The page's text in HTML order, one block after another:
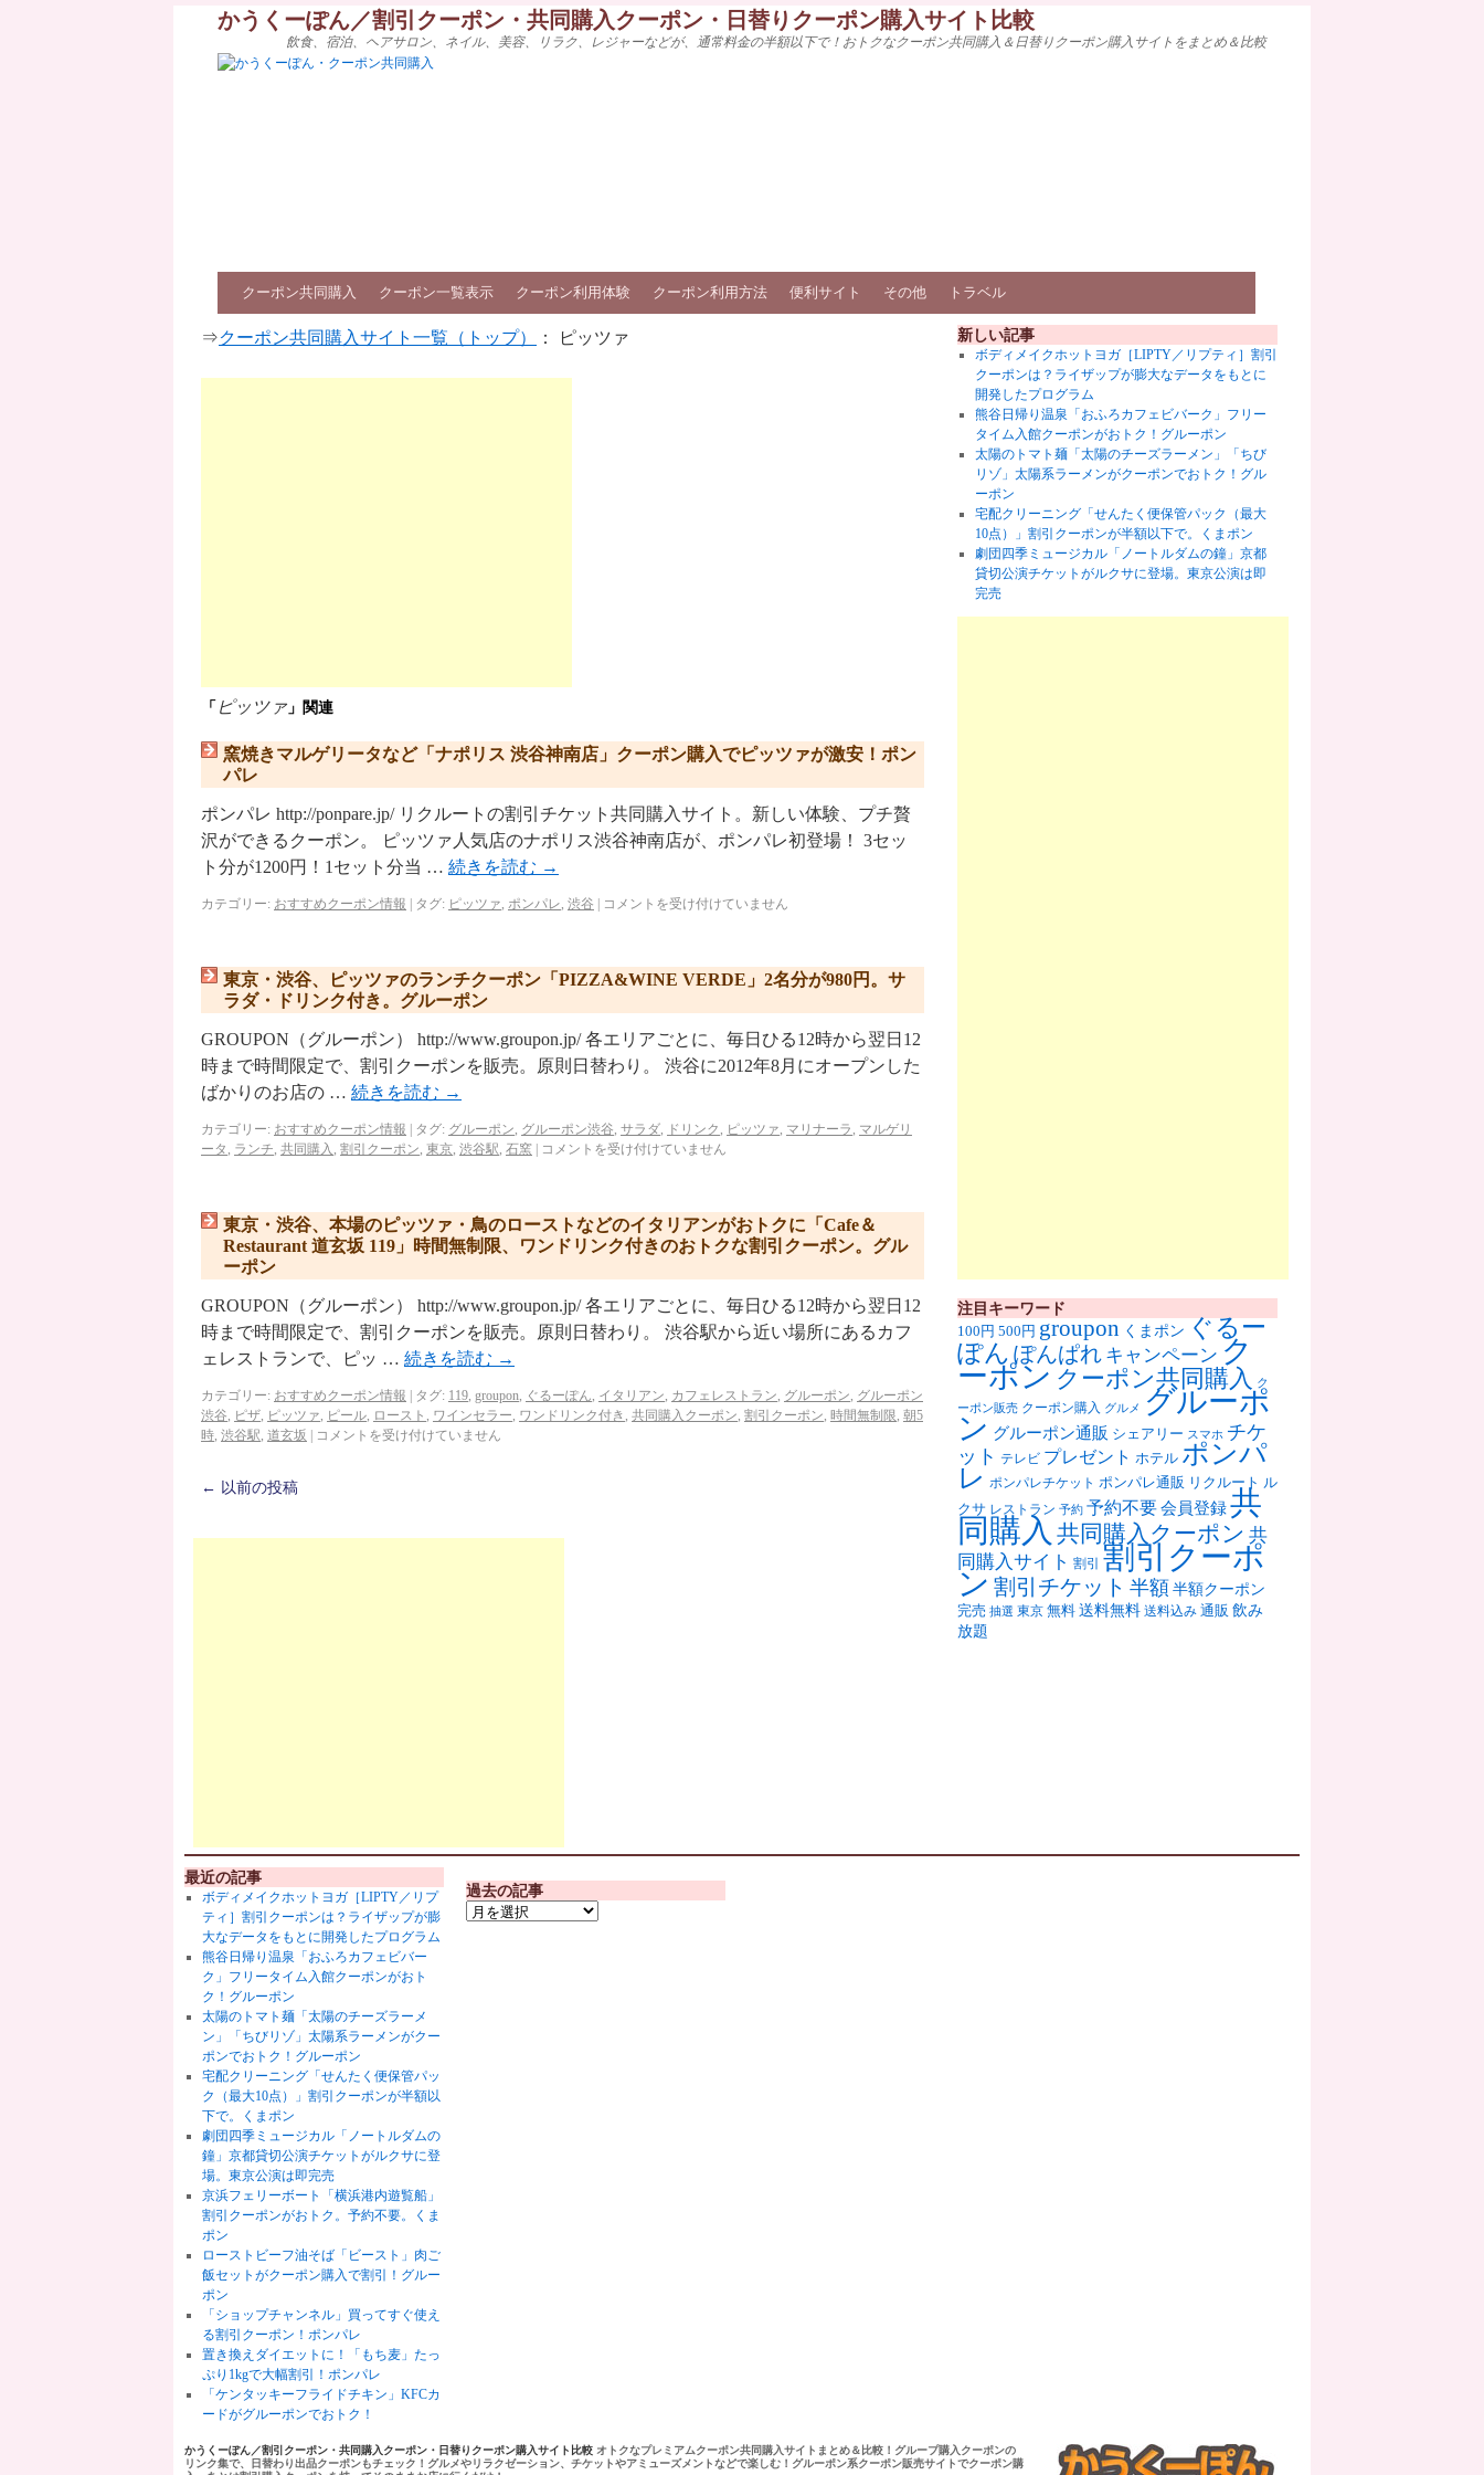
かうくーぽん／割引クーポン・共同購入クーポン・日替りクーポン購入サイト比較
飲食、宿泊、ヘアサロン、ネイル、美容、リラク、レジャーなどが、通常料金の半額以下で！おトクなクーポン共同購入＆日替りクーポン購入サイトをまとめ＆比較
クーポン共同購入 クーポン一覧表示 クーポン利用体験 クーポン利用方法 便利サイト その他 トラベル
⇒クーポン共同購入サイト一覧（トップ） ： ピッツァ
「 ピッツァ 」関連
窯焼きマルゲリータなど「ナポリス 渋谷神南店」クーポン購入でピッツァが激安！ポン
パレ
ポンパレ http://ponpare.jp/ リクルートの割引チケット共同購入サイト。新しい体験、プチ贅
沢ができるクーポン。 ピッツァ人気店のナポリス渋谷神南店が、ポンパレ初登場！ 3セッ
ト分が1200円！1セット分当 … 続きを読む →
カテゴリー: おすすめクーポン情報 タグ: ピッツァ, ポンパレ, 渋谷 コメントを受け付けていません
東京・渋谷、ピッツァのランチクーポン「PIZZA&WINE VERDE」2名分が980円。サ
ラダ・ドリンク付き。グルーポン
GROUPON（グルーポン） http://www.groupon.jp/ 各エリアごとに、毎日ひる12時から翌日12
時まで時間限定で、割引クーポンを販売。原則日替わり。 渋谷に2012年8月にオープンした
ばかりのお店の … 続きを読む →
カテゴリー: おすすめクーポン情報 タグ: グルーポン, グルーポン渋谷, サラダ, ドリンク , ピッツァ, マリナーラ , マルゲリ
ータ , ランチ, 共同購入 , 割引クーポン, 東京, 渋谷駅, 石窯 コメントを受け付けていません
東京・渋谷、本場のピッツァ・鳥のローストなどのイタリアンがおトクに「Cafe＆
Restaurant 道玄坂 119」時間無制限、ワンドリンク付きのおトクな割引クーポン。グル
ーポン
GROUPON（グルーポン） http://www.groupon.jp/ 各エリアごとに、毎日ひる12時から翌日12
時まで時間限定で、割引クーポンを販売。原則日替わり。 渋谷駅から近い場所にあるカフ
ェレストランで、ピッ … 続きを読む →
カテゴリー: おすすめクーポン情報 タグ: 119, groupon, ぐるーぽん, イタリアン, カフェレストラン, グルーポン, グルーポン
渋谷, ピザ, ピッツァ, ピール, ロースト , ワインセラー, ワンドリンク付き , 共同購入クーポン, 割引クーポン, 時間無制限, 朝5
時, 渋谷駅, 道玄坂 コメントを受け付けていません
← 以前の投稿
新しい記事
ボディメイクホットヨガ［LIPTY／リプティ］割引
クーポンは？ライザップが膨大なデータをもとに
開発したプログラム
熊谷日帰り温泉「おふろカフェビバーク」フリー
タイム入館クーポンがおトク！グルーポン
太陽のトマト麺「太陽のチーズラーメン」「ちび
リゾ」太陽系ラーメンがクーポンでおトク！グル
ーポン
宅配クリーニング「せんたく便保管パック（最大
10点）」割引クーポンが半額以下で。くまポン
劇団四季ミュージカル「ノートルダムの鐘」京都
貸切公演チケットがルクサに登場。東京公演は即
完売
注目キーワード
100円 500円 groupon くまポン ぐるー
ぽん ぽんぱれ キャンペーン ク
ーポン クーポン共同購入 ク
ーポン販売 クーポン購入 グルメ グルーポ
ン グルーポン通販 シェアリー スマホ チケ
ット テレビ プレゼント ホテル ポンパ
レ ポンパレチケット ポンパレ通販 リクルート ル
クサ レストラン 予約 予約不要会員登録共
同購入 共同購入クーポン 共
同購入サイト 割引 割引クーポ
ン 割引チケット 半額 半額クーポン
完売 抽選 東京 無料 送料無料 送料込み 通販 飲み
放題
最近の記事
ボディメイクホットヨガ［LIPTY／リプ
ティ］割引クーポンは？ライザップが膨
大なデータをもとに開発したプログラム
熊谷日帰り温泉「おふろカフェビバー
ク」フリータイム入館クーポンがおト
ク！グルーポン
太陽のトマト麺「太陽のチーズラーメ
ン」「ちびリゾ」太陽系ラーメンがクー
ポンでおトク！グルーポン
宅配クリーニング「せんたく便保管パッ
ク（最大10点）」割引クーポンが半額以
下で。くまポン
劇団四季ミュージカル「ノートルダムの
鐘」京都貸切公演チケットがルクサに登
場。東京公演は即完売
京浜フェリーボート「横浜港内遊覧船」
割引クーポンがおトク。予約不要。くま
ポン
ローストビーフ油そば「ビースト」肉ご
飯セットがクーポン購入で割引！グルー
ポン
「ショップチャンネル」買ってすぐ使え
る割引クーポン！ポンパレ
置き換えダイエットに！「もち麦」たっ
ぷり1kgで大幅割引！ポンパレ
「ケンタッキーフライドチキン」KFCカ
ードがグルーポンでおトク！
過去の記事
かうくーぽん／割引クーポン・共同購入クーポン・日替りクーポン購入サイト比較 オトクなプレミアムクーポン共同購入サイトまとめ＆比較！グループ購入クーポンの
リンク集で、日替わり出品クーポンもチェック！グルメやリラクゼーション、チケットやアミューズメントなどで楽しむ！グルーポン系クーポン販売サイトでクーポン購